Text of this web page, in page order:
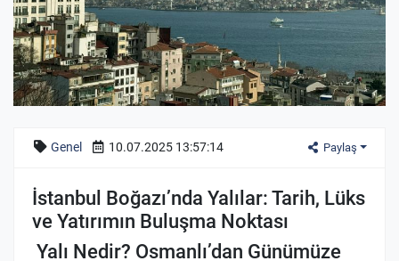
Genel 10.07.2025 13:57:14 Paylaş
İstanbul Boğazı’nda Yalılar: Tarih, Lüks
ve Yatırımın Buluşma Noktası
Yalı Nedir? Osmanlı’dan Günümüze